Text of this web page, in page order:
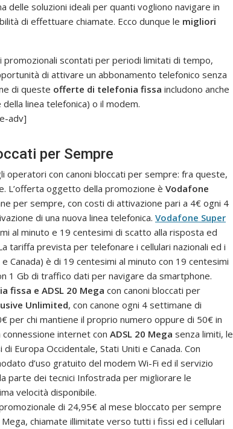
delle soluzioni ideali per quanti vogliono navigare in
di effettuare chiamate. Ecco dunque le migliori
promozionali scontati per periodi limitati di tempo,
di attivare un abbonamento telefonico senza
di queste offerte di telefonia fissa includono anche
linea telefonica) o il modem.
adv]
per Sempre
operatori con canoni bloccati per sempre: fra queste,
L’offerta oggetto della promozione è Vodafone
per sempre, con costi di attivazione pari a 4€ ogni 4
di una nuova linea telefonica. Vodafone Super
al minuto e 19 centesimi di scatto alla risposta ed
tariffa prevista per telefonare i cellulari nazionali ed i
Canada) è di 19 centesimi al minuto con 19 centesimi
1 Gb di traffico dati per navigare da smartphone.
fissa e ADSL 20 Mega con canoni bloccati per
Unlimited, con canone ogni 4 settimane di
per chi mantiene il proprio numero oppure di 50€ in
connessione internet con ADSL 20 Mega senza limiti, le
Europa Occidentale, Stati Uniti e Canada. Con
d’uso gratuito del modem Wi-Fi ed il servizio
parte dei tecnici Infostrada per migliorare le
velocità disponibile.
di 24,95€ al mese bloccato per sempre
Mega, chiamate illimitate verso tutti i fissi ed i cellulari